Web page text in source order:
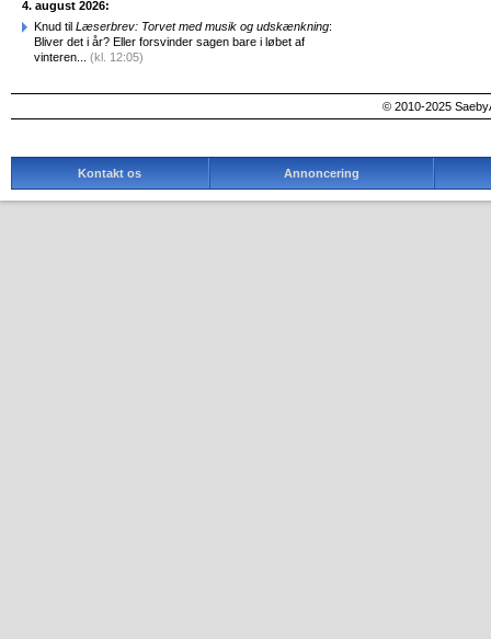
4. august 2026:
Knud til Læserbrev: Torvet med musik og udskænkning:
Bliver det i år? Eller forsvinder sagen bare i løbet af
vinteren... (kl. 12:05)
© 2010-2025
Kontakt os Annoncering